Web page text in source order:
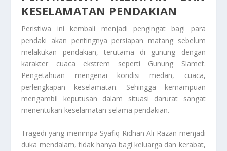
KESELAMATAN PENDAKIAN
Peristiwa ini kembali menjadi pengingat bagi para
pendaki akan pentingnya persiapan matang sebelum
melakukan pendakian, terutama di gunung dengan
karakter cuaca ekstrem seperti Gunung Slamet.
Pengetahuan mengenai kondisi medan, cuaca,
perlengkapan keselamatan. Sehingga kemampuan
mengambil keputusan dalam situasi darurat sangat
menentukan keselamatan selama pendakian.
Tragedi yang menimpa Syafiq Ridhan Ali Razan menjadi
duka mendalam, tidak hanya bagi keluarga dan kerabat,